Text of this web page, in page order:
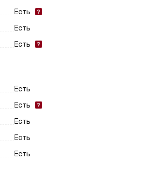
Есть
Есть
Есть
Есть
Есть
Есть
Есть
Есть